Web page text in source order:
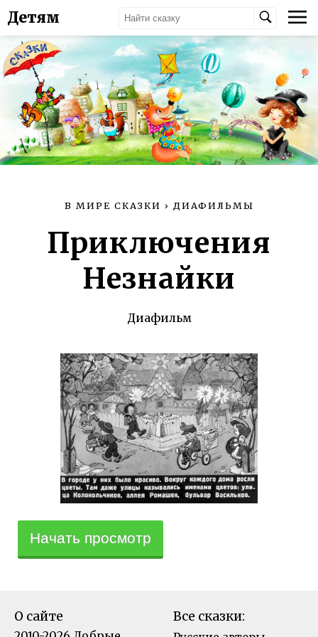
Детям
В МИРЕ СКАЗКИ › ДИАФИЛЬМЫ
Приключения
Незнайки
Диафильм
Начать просмотр
О сайте Все сказки: